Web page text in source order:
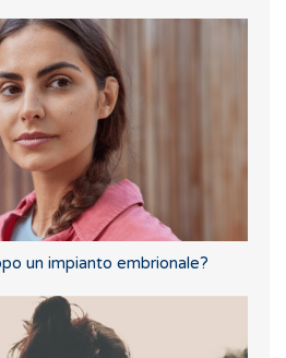
un impianto embrionale?